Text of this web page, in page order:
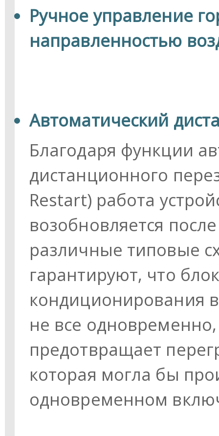
Ручное управление
направленностью
Автоматический
Благодаря функции
дистанционного
Restart) работа
возобновляется
различные типовые
гарантируют, что
кондиционирования
не все
предотвращает
которая могла бы
одновременном